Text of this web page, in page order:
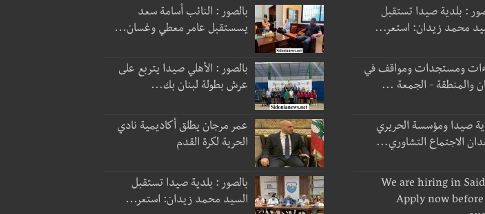
: بلدية صيدا تستقبل
محمد زيدان: استعر...
ومستجدات ومواقف في
والمنطقة - الجمعة ...
صيدا ومؤسسة الحريري
الاجتماع التشاوري...
We are hiring in
Apply now before
بالصور : النائب أسامة سعد
يسستقبل عامر معطي وغسان...
بالصور : الأهلي صيدا يتربع على
عرش بطولة لبنان بك...
عمر مرجان يطلق أكاديمية نادي
الحرية لكرة القدم
بالصور : بلدية صيدا تستقبل
السيد محمد زيدان: استعر...